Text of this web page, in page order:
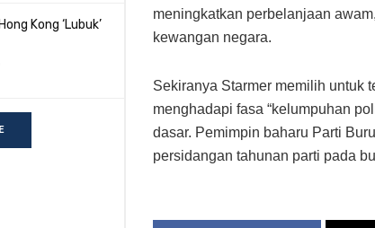
Kong ‘Lubuk’
meningkatkan perbelanjaan
kewangan negara.
Sekiranya Starmer memilih untuk
menghadapi fasa “kelumpuhan
dasar. Pemimpin baharu Parti
persidangan tahunan parti pada